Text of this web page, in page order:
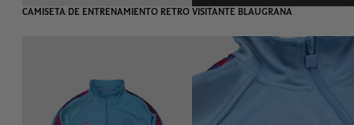
-45%GAMA RETRO
CAMISETA DE ENTRENAMIENTO RETRO VISITANTE BLAUGRANA